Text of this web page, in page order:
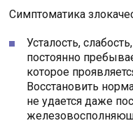
Симптоматика
Усталость,
постоянно
которое
Восстановить
не удается даже